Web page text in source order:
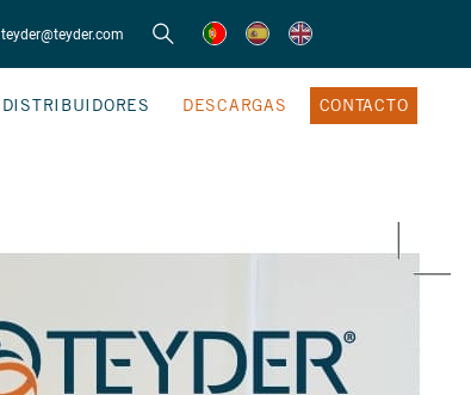
teyder@teyder.com
DISTRIBUIDORES DESCARGAS CONTACTO